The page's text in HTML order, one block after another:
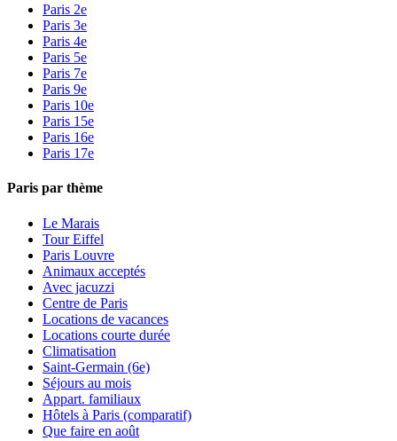
Paris 2e
Paris 3e
Paris 4e
Paris 5e
Paris 7e
Paris 9e
Paris 10e
Paris 15e
Paris 16e
Paris 17e
Paris par thème
Le Marais
Tour Eiffel
Paris Louvre
Animaux acceptés
Avec jacuzzi
Centre de Paris
Locations de vacances
Locations courte durée
Climatisation
Saint-Germain (6e)
Séjours au mois
Appart. familiaux
Hôtels à Paris (comparatif)
Que faire en août